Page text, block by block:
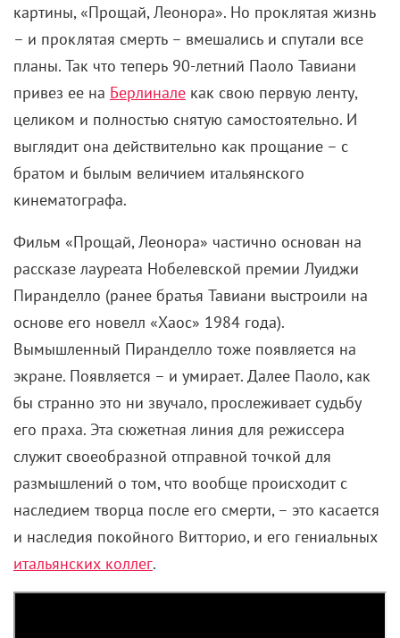
картины, «Прощай, Леонора». Но проклятая жизнь
– и проклятая смерть – вмешались и спутали все
планы. Так что теперь 90-летний Паоло Тавиани
привез ее на Берлинале как свою первую ленту,
целиком и полностью снятую самостоятельно. И
выглядит она действительно как прощание – с
братом и былым величием итальянского
кинематографа.
Фильм «Прощай, Леонора» частично основан на
рассказе лауреата Нобелевской премии Луиджи
Пиранделло (ранее братья Тавиани выстроили на
основе его новелл «Хаос» 1984 года).
Вымышленный Пиранделло тоже появляется на
экране. Появляется – и умирает. Далее Паоло, как
бы странно это ни звучало, прослеживает судьбу
его праха. Эта сюжетная линия для режиссера
служит своеобразной отправной точкой для
размышлений о том, что вообще происходит с
наследием творца после его смерти, – это касается
и наследия покойного Витторио, и его гениальных
итальянских коллег.